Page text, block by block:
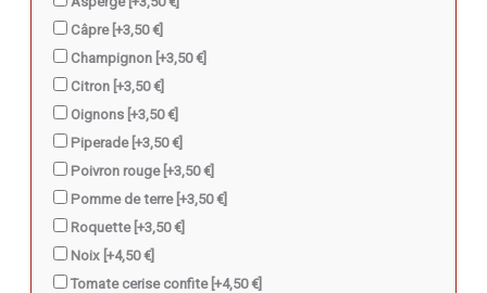
Câpre [+3,50 €]
Champignon [+3,50 €]
Citron [+3,50 €]
Oignons [+3,50 €]
Piperade [+3,50 €]
Poivron rouge [+3,50 €]
Pomme de terre [+3,50 €]
Roquette [+3,50 €]
Noix [+4,50 €]
Tomate cerise confite [+4,50 €]